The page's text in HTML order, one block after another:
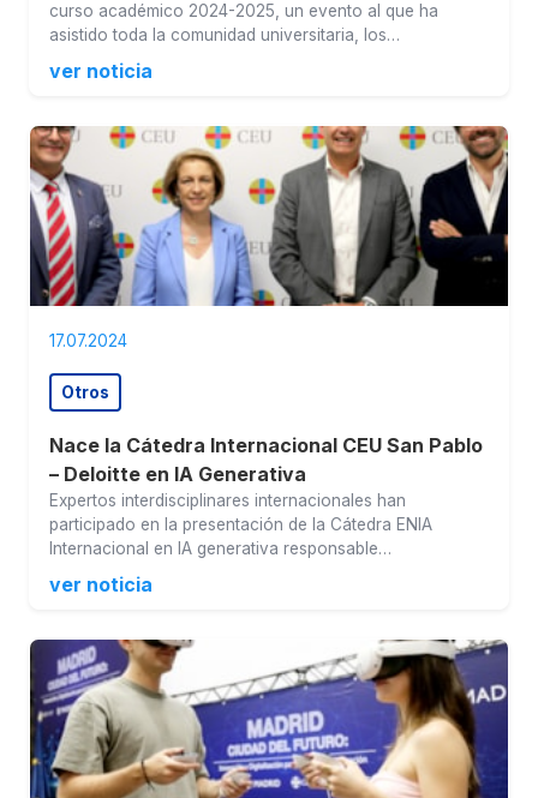
curso académico 2024-2025, un evento al que ha
asistido toda la comunidad universitaria, los…
ver noticia
17.07.2024
Otros
Nace la Cátedra Internacional CEU San Pablo
– Deloitte en IA Generativa
Expertos interdisciplinares internacionales han
participado en la presentación de la Cátedra ENIA
Internacional en IA generativa responsable…
ver noticia